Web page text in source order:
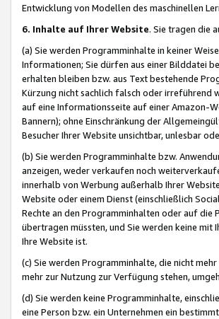
Entwicklung von Modellen des maschinellen
6. Inhalte auf Ihrer Website. Sie tragen die
(a) Sie werden Programminhalte in keiner
Informationen; Sie dürfen aus einer Bilddatei
erhalten bleiben bzw. aus Text bestehende
Kürzung nicht sachlich falsch oder irreführend
auf eine Informationsseite auf einer Amazon-
Bannern); ohne Einschränkung der
Besucher Ihrer Website unsichtbar, unlesbar
(b) Sie werden Programminhalte bzw.
anzeigen, weder verkaufen noch
innerhalb von Werbung außerhalb Ihrer
Website oder einem Dienst (einschließlich
Rechte an den Programminhalten oder auf
übertragen müssten, und Sie werden keine
Ihre Website ist.
(c) Sie werden Programminhalte, die nicht
mehr zur Nutzung zur Verfügung stehen,
(d) Sie werden keine Programminhalte,
eine Person bzw. ein Unternehmen ein